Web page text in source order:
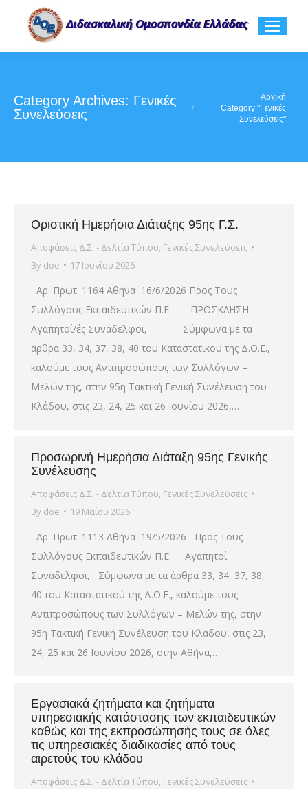
Category Archives: Γενικές
Συνελεύσεις
Αρχική
Category "Γενικές
Συνελεύσεις"
Οριστική Ημερήσια Διάταξης 95ης Γ.Σ.
Αποφάσεις Δ.Σ. - Δελτία Τύπου, Γενικές Συνελεύσεις
By doe 17 Ιουνίου 2026
Αρ. Πρωτ. 1164 Αθήνα 16/6/2026 Προς Τους
Συλλόγους Εκπαιδευτικών Π.Ε. ΠΡΟΣΚΛΗΣΗ
Αγαπητοί/ές Συνάδελφοι, Σύμφωνα με τα
άρθρα 33, 34, 37, 38, 40 του Καταστατικού της Δ.Ο.Ε.,
καλούμε τους Αντιπροσώπους των Συλλόγων –
Μελών της, στην 95η Τακτική Γενική Συνέλευση του
Κλάδου, στις 23, 24, 25 και 26 Ιουνίου 2026,…
Προσωρινή Ημερήσια Διάταξη 95ης Γενικής
Συνέλευσης
Αποφάσεις Δ.Σ. - Δελτία Τύπου, Γενικές Συνελεύσεις
By doe 19 Μαΐου 2026
Αρ. Πρωτ. 1113 Αθήνα 19/5/2026 Προς Τους
Συλλόγους Εκπαιδευτικών Π.Ε. Αγαπητοί
Συνάδελφοι, Σύμφωνα με τα άρθρα 33, 34, 37, 38,
40 του Καταστατικού της Δ.Ο.Ε., καλούμε τους
Αντιπροσώπους των Συλλόγων – Μελών της, στην
95η Τακτική Γενική Συνέλευση του Κλάδου, στις 23,
24, 25 και 26 Ιουνίου 2026, στην Αθήνα,…
Εργασιακά ζητήματα και ζητήματα
υπηρεσιακής κατάστασης των εκπαιδευτικών
καθώς και της εκπροσώπησής τους σε όλες
τις υπηρεσιακές διαδικασίες από τους
αιρετούς του κλάδου
Αποφάσεις Δ.Σ. - Δελτία Τύπου, Γενικές Συνελεύσεις